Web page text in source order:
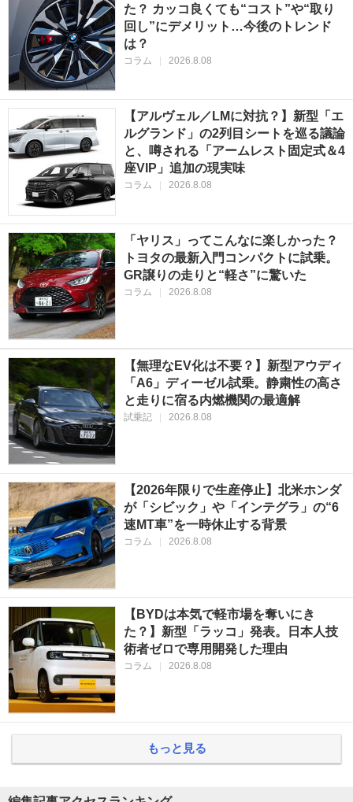
た？ カッコ良くても“コスト”や“取り
回し”にデメリット…今後のトレンド
は？
コラム 2026.8.08
【アルヴェル／LMに対抗？】新型「エ
ルグランド」の2列目シートを巡る議論
と、噂される「アームレスト固定式＆4
座VIP」追加の現実味
コラム 2026.8.08
「ヤリス」ってこんなに楽しかった？
トヨタの最新入門コンパクトに試乗。
GR譲りの走りと“軽さ”に驚いた
コラム 2026.8.08
【無理なEV化は不要？】新型アウディ
「A6」ディーゼル試乗。静粛性の高さ
と走りに宿る内燃機関の最適解
試乗記 2026.8.08
【2026年限りで生産停止】北米ホンダ
が「シビック」や「インテグラ」の“6
速MT車”を一時休止する背景
コラム | 2026.8.08
【BYDは本気で軽市場を奪いにき
た？】新型「ラッコ」発表。日本人技
術者ゼロで専用開発した理由
コラム | 2026.8.08
もっと見る